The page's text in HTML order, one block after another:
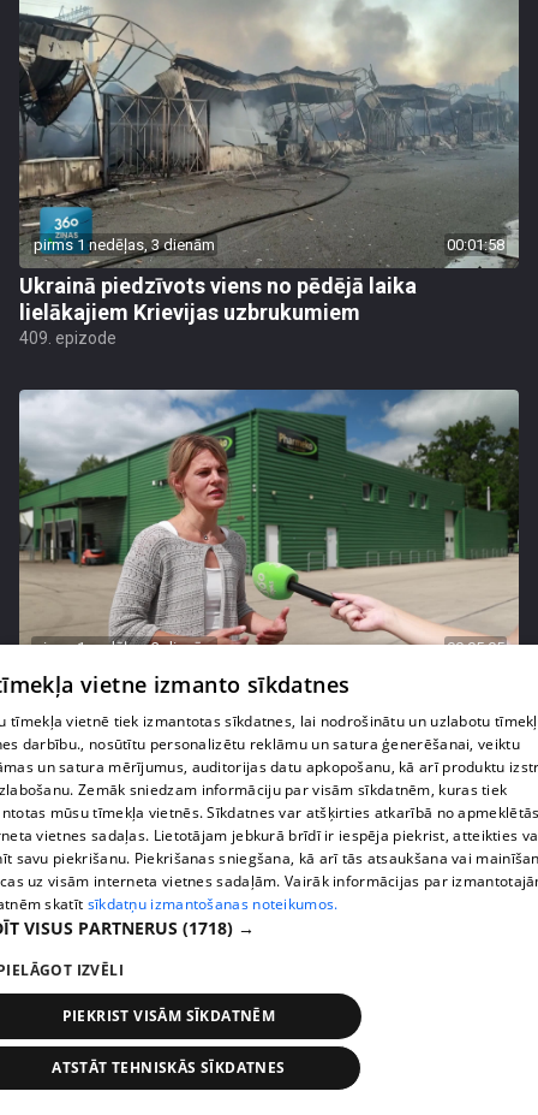
pirms 1 nedēļas, 3 dienām 00:01:58
Ukrainā piedzīvots viens no pēdējā laika
lielākajiem Krievijas uzbrukumiem
409. epizode
pirms 1 nedēļas, 3 dienām 00:05:05
Melleņu zelta drudzis: kas nosaka iepirkuma
cenu?
409. epizode
pirms 1 nedēļas, 3 dienām
Ogas un sēnes šogad dārgākas, bet uzpirkšanas
vietne izmanto sīkdatnes
tīmekļa vietnē tiek izmantotas sīkdatnes, lai nodrošinātu un uzlabotu
darbību., nosūtītu personalizētu reklāmu un satura ģenerēšanai, veiktu
un satura mērījumus, auditorijas datu apkopošanu, kā arī produktu
Zemāk sniedzam informāciju par visām sīkdatnēm, kuras tiek
mūsu tīmekļa vietnēs. Sīkdatnes var atšķirties atkarībā no
vietnes sadaļas. Lietotājam jebkurā brīdī ir iespēja piekrist, atteikties
savu piekrišanu. Piekrišanas sniegšana, kā arī tās atsaukšana vai
uz visām interneta vietnes sadaļām. Vairāk informācijas par
skatīt sīkdatņu izmantošanas noteikumos.
VISUS PARTNERUS (1718) →
IZVĒLI
PIEKRIST VISĀM SĪKDATNĒM
ATSTĀT TEHNISKĀS SĪKDATNES